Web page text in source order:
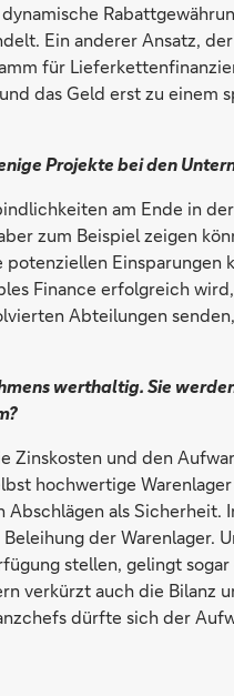
Ein anderer Ansatz,
für
das Geld erst zu einem
Projekte bei den
am Ende in
zum Beispiel zeigen
Einsparungen
Finance erfolgreich
Abteilungen
werthaltig. Sie
Zinskosten und den
hochwertige Warenlager
als Sicherheit.
der Warenlager.
stellen, gelingt sogar
verkürzt auch die Bilanz
dürfte sich der